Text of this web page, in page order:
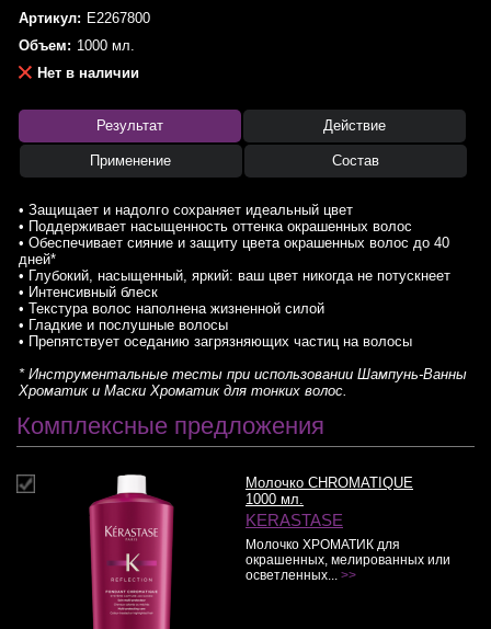
Артикул: E2267800
Объем: 1000 мл.
Нет в наличии
Результат Действие
Применение Состав
• Защищает и надолго сохраняет идеальный цвет
• Поддерживает насыщенность оттенка окрашенных волос
• Обеспечивает сияние и защиту цвета окрашенных волос до 40
дней*
• Глубокий, насыщенный, яркий: ваш цвет никогда не потускнеет
• Интенсивный блеск
• Текстура волос наполнена жизненной силой
• Гладкие и послушные волосы
• Препятствует оседанию загрязняющих частиц на волосы
* Инструментальные тесты при использовании Шампунь-Ванны
Хроматик и Маски Хроматик для тонких волос.
Комплексные предложения
Молочко CHROMATIQUE
1000 мл.
KERASTASE
Молочко ХРОМАТИК для
окрашенных, мелированных или
осветленных... >>